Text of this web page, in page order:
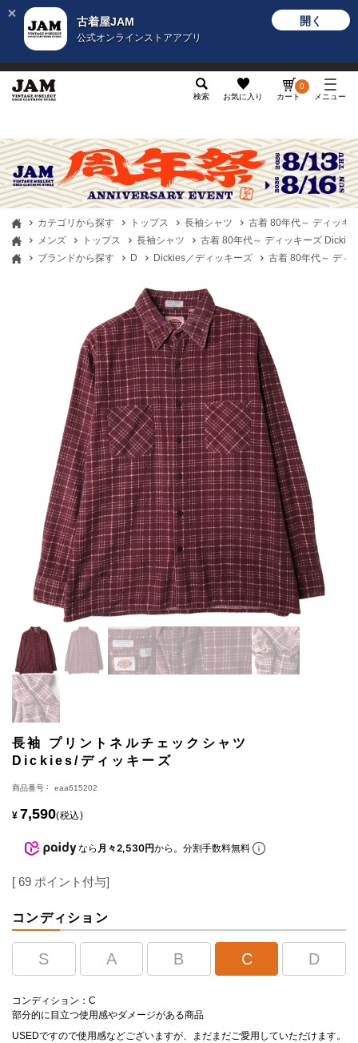
古着屋JAM
公式オンラインストアアプリ
開く
検索 お気に入り カート
0
メニュー
カテゴリから探す トップス 長袖シャツ
古着 80年代～ ディッキ
メンズ
トップス 長袖シャツ
古着 80年代～ ディッキーズ
ブランドから探す
D Dickies／ディッキーズ 古着 80年代～ ディ
長袖 プリントネルチェックシャツ
Dickies/ディッキーズ
商品番号 eaa615202
¥ 7,590 税込
なら 月々2,530円から。分割手数料無料
[ 69 ポイント付与]
コンディション
S A B C D
コンディション：C
部分的に目立つ使用感やダメージがある商品
USEDですので使用感などございますが、まだまだご愛用していただけます。